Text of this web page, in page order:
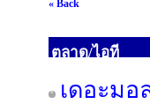
« Back
ตลาด/ไอที
เดอะมอ